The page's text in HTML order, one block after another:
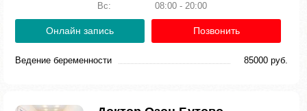
Вс:
08:00 - 20:00
Онлайн запись Позвонить
Ведение беременности 85000 руб.